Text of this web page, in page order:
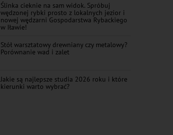
Ślinka cieknie na sam widok. Spróbuj
wędzonej rybki prosto z lokalnych jezior i
nowej wędzarni Gospodarstwa Rybackiego
w Iławie!
Stół warsztatowy drewniany czy metalowy?
Porównanie wad i zalet
Jakie są najlepsze studia 2026 roku i które
kierunki warto wybrać?